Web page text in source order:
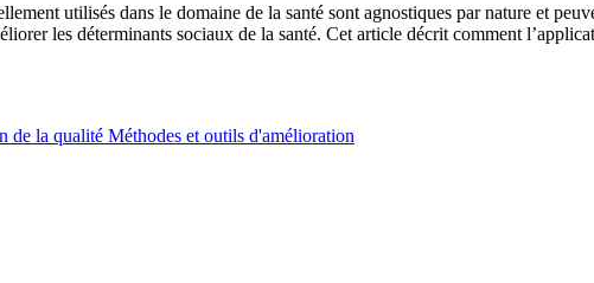
utilisés dans le domaine de la santé sont agnostiques par nature et
les déterminants sociaux de la santé. Cet article décrit comment
de la qualité Méthodes et outils d'amélioration